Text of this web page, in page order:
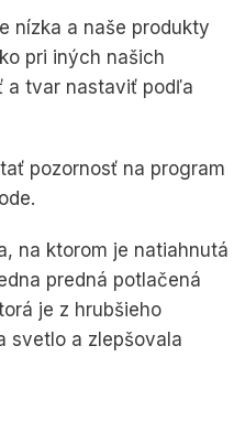
nízka a naše produkty
pri iných našich
a tvar nastaviť podľa
pozornosť na program
na ktorom je natiahnutá
predná potlačená
je z hrubšieho
svetlo a zlepšovala